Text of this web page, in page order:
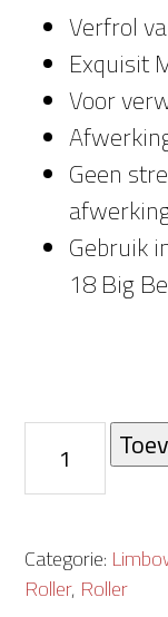
Verfrol
Exquisit
Voor
Geen
Gebruik
18 Big
Micro
voor
Limbowanden
Categorie:
Roller, Roller